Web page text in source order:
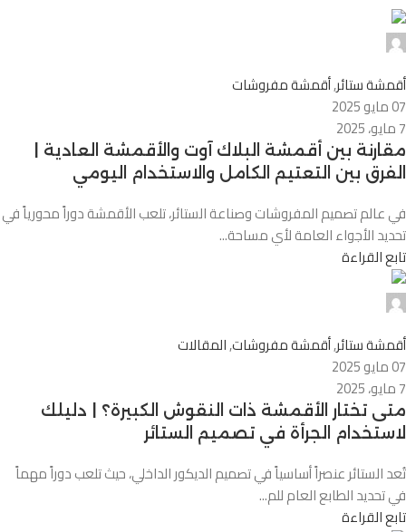
أقمشة ستائر,أقمشة مفروشات
07 مايو 2025
7 مايو، 2025
مقارنة بين أقمشة البلاك آوت والأقمشة العادية |
الفرق بين التعتيم الكامل والاستخدام اليومي
في عالم تصميم المفروشات وصناعة الستائر، تلعب الأقمشة دوراً محورياً في
تحديد الأجواء العامة لأي مساحة...
تابع القراءة
أقمشة ستائر,أقمشة مفروشات,المقالات
07 مايو 2025
7 مايو، 2025
متى تختار الأقمشة ذات النقوش الكبيرة؟ | دليلك
لاستخدام الجرأة في تصميم الستائر
تُعد الستائر عنصراً أساسياً في تصميم الديكور الداخلي، حيث تلعب دوراً مهماً
في تحديد الطابع العام للم...
تابع القراءة